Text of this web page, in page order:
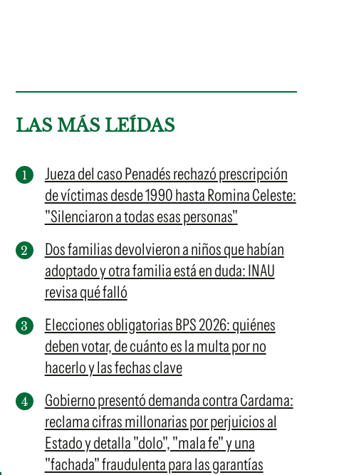
LAS MÁS LEÍDAS
Jueza del caso Penadés rechazó prescripción
de víctimas desde 1990 hasta Romina Celeste:
"Silenciaron a todas esas personas"
Dos familias devolvieron a niños que habían
adoptado y otra familia está en duda: INAU
revisa qué falló
Elecciones obligatorias BPS 2026: quiénes
deben votar, de cuánto es la multa por no
hacerlo y las fechas clave
Gobierno presentó demanda contra Cardama:
reclama cifras millonarias por perjuicios al
Estado y detalla "dolo", "mala fe" y una
"fachada" fraudulenta para las garantías